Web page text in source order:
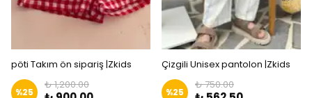
pöti Takım ön sipariş |Zkids
%25
₺ 1,200.00
Çizgili Unisex pantolon |Zkids
%25
₺ 750.00